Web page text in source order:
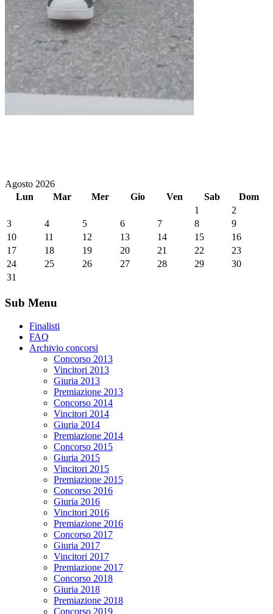
Agosto 2026
Lun
Mar Mer Gio Ven Sab
Dom
1
2
3
4 5 6 7 8
9
10
11 12 13 14 15
16
17
18 19 20 21 22
23
24
25 26 27 28 29
30
31
Sub Menu
Finalisti
FAQ
Archivio concorsi
Concorso 2013
Vincitori 2013
Giuria 2013
Premiazione 2013
Concorso 2014
Vincitori 2014
Giuria 2014
Premiazione 2014
Concorso 2015
Giuria 2015
Vincitori 2015
Premiazione 2015
Concorso 2016
Giuria 2016
Vincitori 2016
Premiazione 2016
Concorso 2017
Giuria 2017
Vincitori 2017
Premiazione 2017
Concorso 2018
Giuria 2018
Premiazione 2018
Concorso 2019